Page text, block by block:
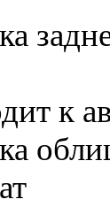
к